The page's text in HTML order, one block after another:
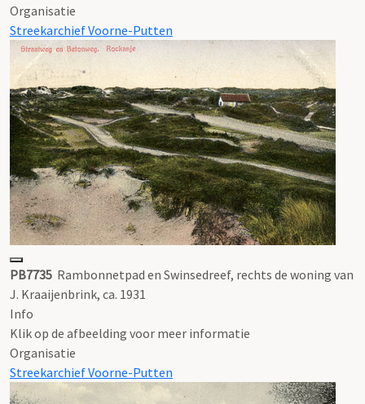
Organisatie
Streekarchief Voorne-Putten
PB7735 Rambonnetpad en Swinsedreef, rechts de woning van
J. Kraaijenbrink, ca. 1931
Info
Klik op de afbeelding voor meer informatie
Organisatie
Streekarchief Voorne-Putten